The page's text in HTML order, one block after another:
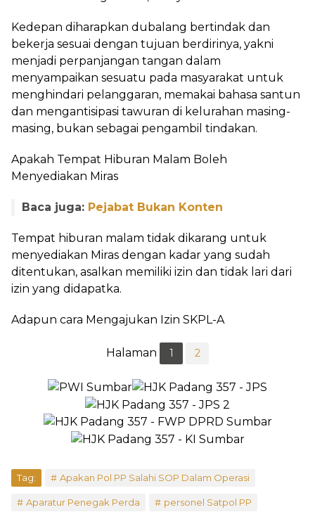
Kedepan diharapkan dubalang bertindak dan
bekerja sesuai dengan tujuan berdirinya, yakni
menjadi perpanjangan tangan dalam
menyampaikan sesuatu pada masyarakat untuk
menghindari pelanggaran, memakai bahasa santun
dan mengantisipasi tawuran di kelurahan masing-
masing, bukan sebagai pengambil tindakan.
Apakah Tempat Hiburan Malam Boleh
Menyediakan Miras
Baca juga: Pejabat Bukan Konten
Tempat hiburan malam tidak dikarang untuk
menyediakan Miras dengan kadar yang sudah
ditentukan, asalkan memiliki izin dan tidak lari dari
izin yang didapatka.
Adapun cara Mengajukan Izin SKPL-A
Halaman 1 2
Tag: Apakan Pol PP Salahi SOP Dalam Operasi
Aparatur Penegak Perda personel Satpol PP